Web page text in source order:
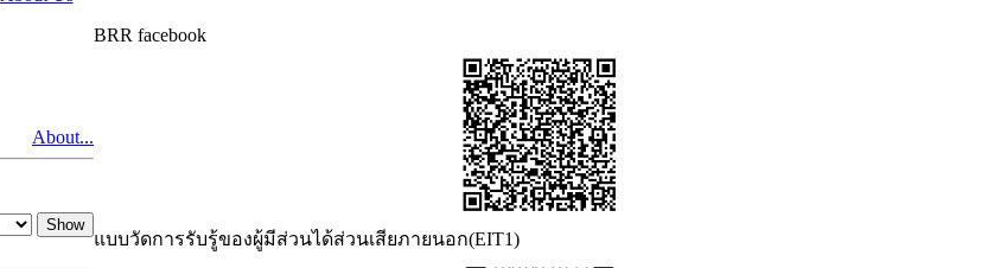
About...
BRR facebook
แบบวัดการรับรู้ของผู้มีส่วนได้ส่วนเสียภายนอก(EIT1)